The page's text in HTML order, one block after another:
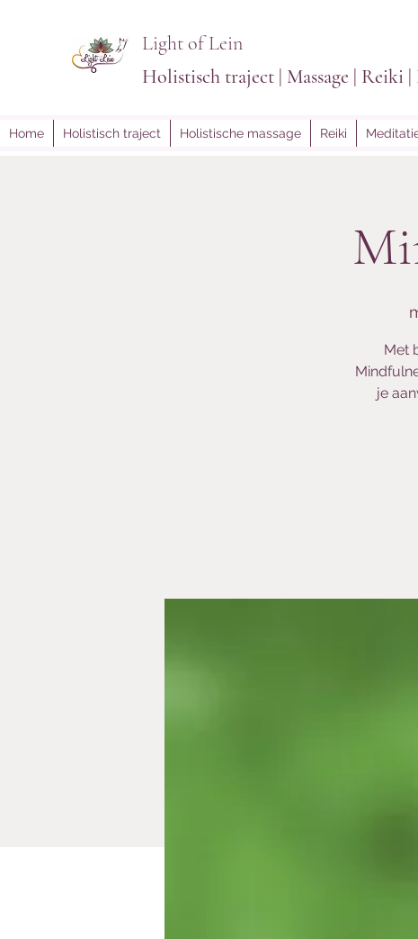
Light of Lein
Holistisch traject | Massage | Reiki
Home Holistisch traject Holistische massage Reiki
Met
je